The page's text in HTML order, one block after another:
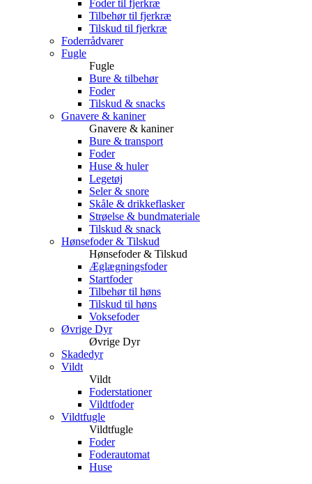
Foder til fjerkræ
Tilbehør til fjerkræ
Tilskud til fjerkræ
Foderrådvarer
Fugle
Fugle
Bure & tilbehør
Foder
Tilskud & snacks
Gnavere & kaniner
Gnavere & kaniner
Bure & transport
Foder
Huse & huler
Legetøj
Seler & snore
Skåle & drikkeflasker
Strøelse & bundmateriale
Tilskud & snack
Hønsefoder & Tilskud
Hønsefoder & Tilskud
Æglægningsfoder
Startfoder
Tilbehør til høns
Tilskud til høns
Voksefoder
Øvrige Dyr
Øvrige Dyr
Skadedyr
Vildt
Vildt
Foderstationer
Vildtfoder
Vildtfugle
Vildtfugle
Foder
Foderautomat
Huse